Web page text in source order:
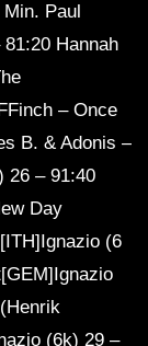
Paul
Hannah
– Once
B. & Adonis –
26 – 91:40
Day
(6
(6k) 29 –